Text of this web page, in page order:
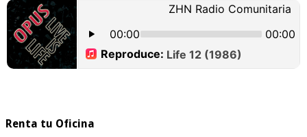
Renta tu Oficina